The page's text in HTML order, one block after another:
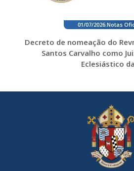
01/07/2026. Notas
Decreto de nomeação do
Santos Carvalho como
Eclesiástico